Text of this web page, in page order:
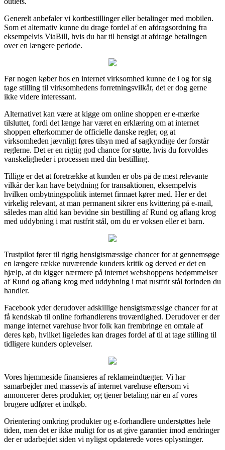
Generelt anbefaler vi kortbestillinger eller betalinger med mobilen.
Som et alternativ kunne du drage fordel af en afdragsordning fra
eksempelvis ViaBill, hvis du har til hensigt at afdrage betalingen
over en længere periode.
Før nogen køber hos en internet virksomhed kunne de i og for sig
tage stilling til virksomhedens forretningsvilkår, det er dog gerne
ikke videre interessant.
Alternativet kan være at kigge om online shoppen er e-mærke
tilsluttet, fordi det længe har været en erklæring om at internet
shoppen efterkommer de officielle danske regler, og at
virksomheden jævnligt føres tilsyn med af sagkyndige der forstår
reglerne. Det er en rigtig god chance for støtte, hvis du forvoldes
vanskeligheder i processen med din bestilling.
Tillige er det at foretrække at kunden er obs på de mest relevante
vilkår der kan have betydning for transaktionen, eksempelvis
hvilken ombytningspolitik internet firmaet kører med. Her er det
virkelig relevant, at man permanent sikrer ens kvittering på e-mail,
således man altid kan bevidne sin bestilling af Rund og aflang krog
med uddybning i mat rustfrit stål, om du er voksen eller et barn.
Trustpilot fører til rigtig hensigtsmæssige chancer for at gennemsøge
en længere række nuværende kunders kritik og derved er det en
hjælp, at du kigger nærmere på internet webshoppens bedømmelser
af Rund og aflang krog med uddybning i mat rustfrit stål forinden du
handler.
Facebook yder derudover adskillige hensigtsmæssige chancer for at
få kendskab til online forhandlerens troværdighed. Derudover er der
mange internet varehuse hvor folk kan frembringe en omtale af
deres køb, hvilket ligeledes kan drages fordel af til at tage stilling til
tidligere kunders oplevelser.
Vores hjemmeside finansieres af reklameindtægter. Vi har
samarbejder med massevis af internet varehuse eftersom vi
annoncerer deres produkter, og tjener betaling når en af vores
brugere udfører et indkøb.
Orientering omkring produkter og e-forhandlere understøttes hele
tiden, men det er ikke muligt for os at give garantier imod ændringer
der er udarbejdet siden vi nyligst opdaterede vores oplysninger.